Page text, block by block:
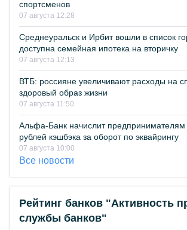
спортсменов
07 августа 12:28
Среднеуральск и Ирбит вошли в список
доступна семейная ипотека на вторичку
07 августа 12:13
ВТБ: россияне увеличивают расходы на
здоровый образ жизни
07 августа 11:50
Альфа-Банк начислит
рублей кэшбэка за оборот по эквайрингу
07 августа 10:00
Все новости
Рейтинг банков "Активность
службы банков"